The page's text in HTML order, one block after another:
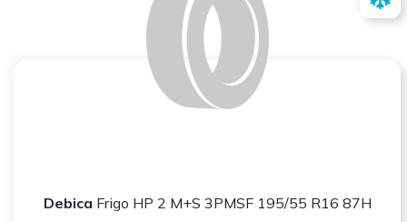
Debica Frigo HP 2 M+S 3PMSF 195/55 R16 87H